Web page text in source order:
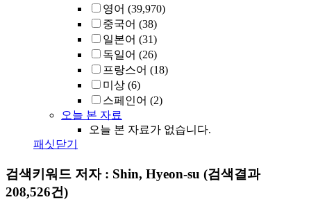
영어 (39,970)
중국어 (38)
일본어 (31)
독일어 (26)
프랑스어 (18)
미상 (6)
스페인어 (2)
오늘 본 자료
오늘 본 자료가 없습니다.
패싯닫기
검색키워드 저자 : Shin, Hyeon-su (검색결과
208,526건)